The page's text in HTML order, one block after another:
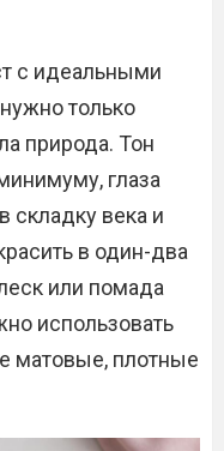
с идеальными
только
природа. Тон
глаза
складку века и
в один-два
или помада
использовать
матовые, плотные